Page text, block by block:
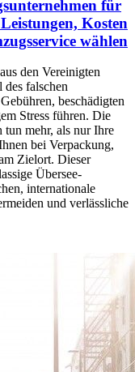
für
Kosten
wählen
den Vereinigten
des falschen
beschädigten
Stress führen. Die
tun mehr, als nur Ihre
bei Verpackung,
Zielort. Dieser
Übersee-
internationale
und verlässliche